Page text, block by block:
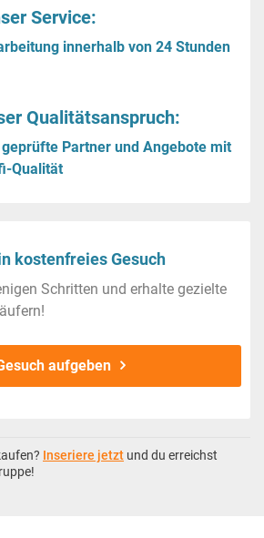
Service:
innerhalb von 24 Stunden
Qualitätsanspruch:
geprüfte Partner und Angebote mit
Qualität
kostenfreies Gesuch
Schritten und erhalte gezielte
aufgeben
Inseriere jetzt und du erreichst